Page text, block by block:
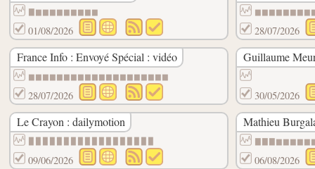
▇▆▆▆▆▆▆▆▆▆
01/08/2026 28/07/2026
France Info : Envoyé Spécial : vidéo
▆▆▆▆▆▆▆▆▆▆▆▆▆▆▆▆▆▆▆▆
28/07/2026
Guillaume
30/05/2026
Le Crayon : dailymotion
09/06/2026
Mathieu
06/08/2026